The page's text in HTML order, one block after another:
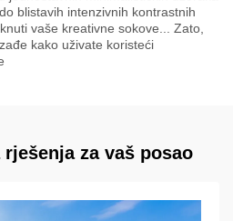
blistavih intenzivnih kontrastnih
vaše kreativne sokove... Zato,
kako uživate koristeći
za vaš posao